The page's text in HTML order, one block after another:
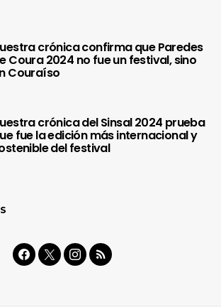
crónica confirma que Paredes
Coura 2024 no fue un festival, sino
Couraíso
crónica del Sinsal 2024 prueba
fue la edición más internacional y
del festival